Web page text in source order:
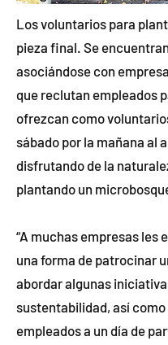
Los voluntarios para
pieza final. Se encuentran
asociándose con
que reclutan empleados
ofrezcan como
sábado por la mañana al
disfrutando de la
plantando un
“A muchas empresas les
una forma de patrocinar
abordar algunas
sustentabilidad, así
empleados a un día de